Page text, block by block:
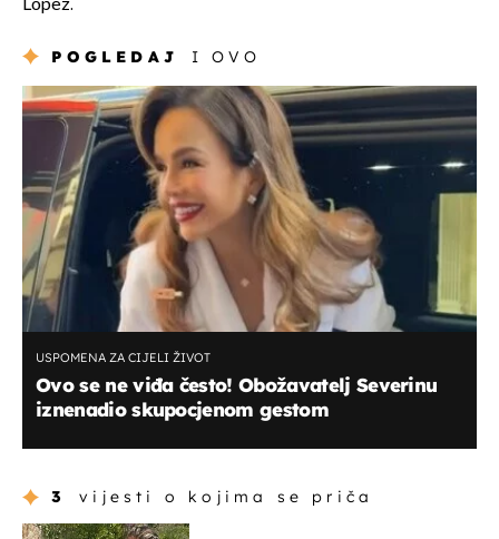
Lopez.
POGLEDAJ I OVO
USPOMENA ZA CIJELI ŽIVOT
Ovo se ne viđa često! Obožavatelj Severinu
iznenadio skupocjenom gestom
3 vijesti o kojima se priča